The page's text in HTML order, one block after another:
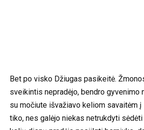
Bet po visko Džiugas pasikeitė.
sveikintis nepradėjo, bendro gyvenimo
su močiute išvažiavo keliom savaitėm
tiko, nes galėjo niekas netrukdyti